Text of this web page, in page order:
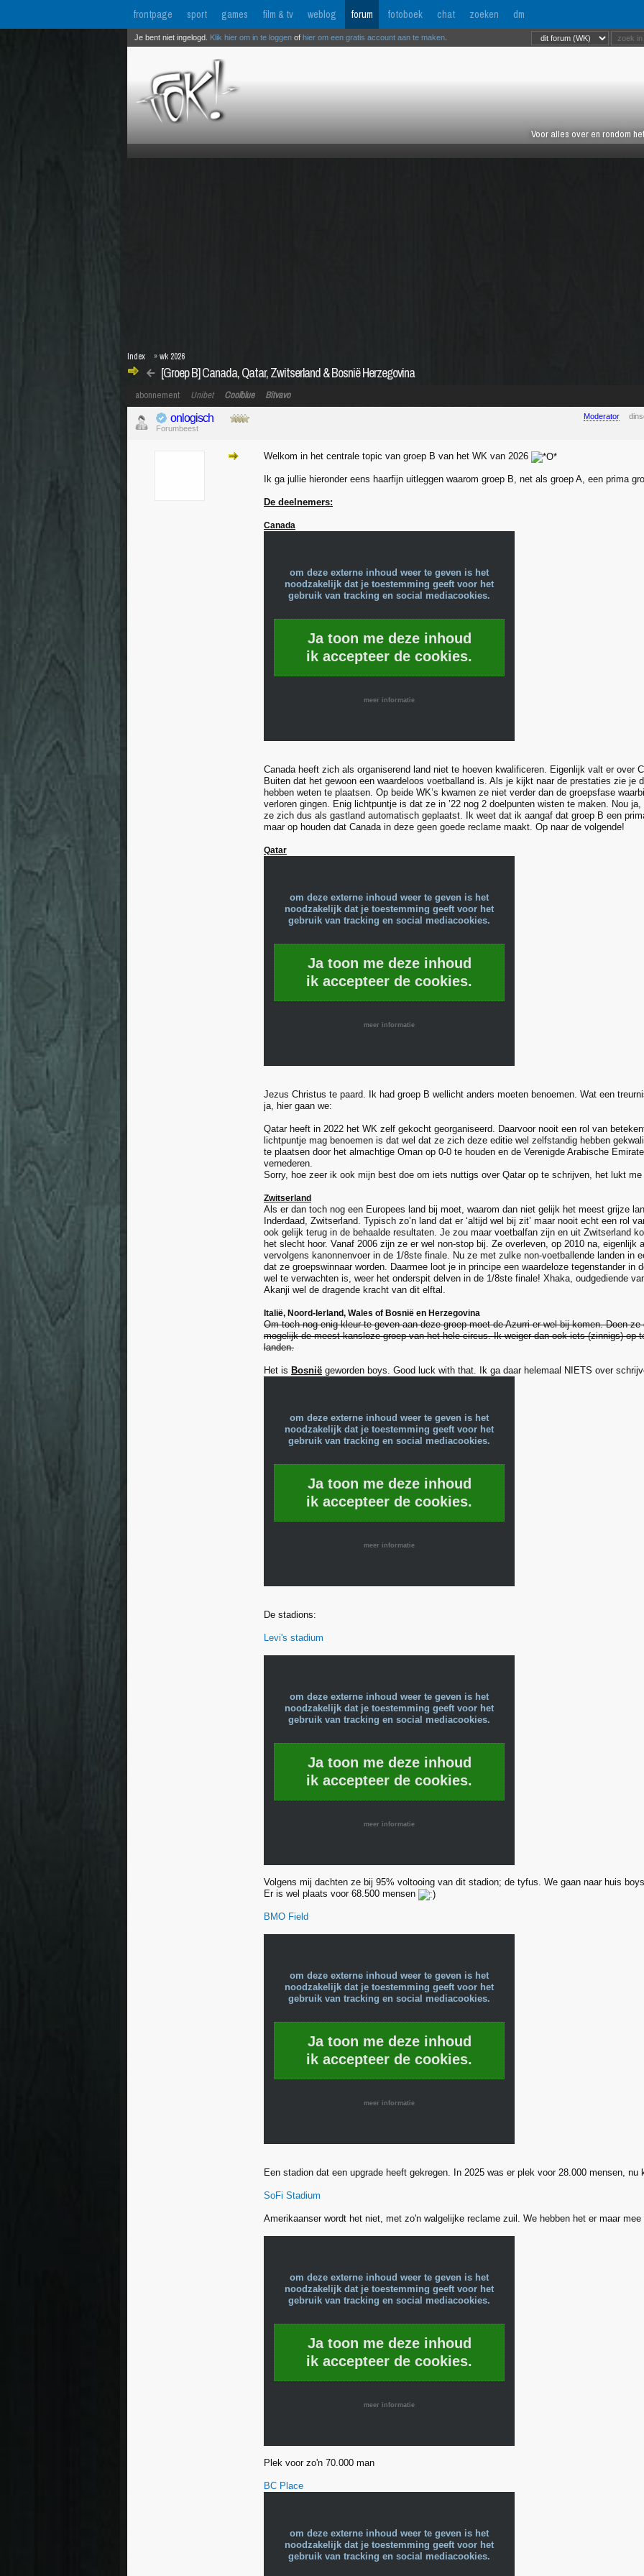
frontpage sport games film & tv weblog forum fotoboek chat zoeken dm
Voor alles over en rondom
Je bent niet ingelogd. Klik hier om in te loggen of hier om een gratis account aan te maken
[Groep B] Canada, Qatar, Zwitserland & Bosnië Herzegovina
Index »wk 2026
abonnement Unibet Coolblue Bitvavo
Moderator
onlogisch
Forumbeest
Welkom in het centrale topic van groep B van het WK van 2026
Ik ga jullie hieronder eens haarfijn uitleggen waarom groep B, net als groep A, een prima
De deelnemers:
Canada
om deze externe inhoud weer te geven is het
noodzakelijk dat je toestemming geeft voor het
gebruik van tracking en social mediacookies.
Ja toon me deze inhoud
ik accepteer de cookies.
meer informatie
Canada heeft zich als organiserend land niet te hoeven kwalificeren. Eigenlijk valt er over
Buiten dat het gewoon een waardeloos voetballand is. Als je kijkt naar de prestaties zie je
hebben weten te plaatsen. Op beide WK’s kwamen ze niet verder dan de groepsfase
verloren gingen. Enig lichtpuntje is dat ze in ’22 nog 2 doelpunten wisten te maken. Nou
ze zich dus als gastland automatisch geplaatst. Ik weet dat ik aangaf dat groep B een
maar op houden dat Canada in deze geen goede reclame maakt. Op naar de volgende!
Qatar
om deze externe inhoud weer te geven is het
noodzakelijk dat je toestemming geeft voor het
gebruik van tracking en social mediacookies.
Ja toon me deze inhoud
ik accepteer de cookies.
meer informatie
Jezus Christus te paard. Ik had groep B wellicht anders moeten benoemen. Wat een
ja, hier gaan we:
Qatar heeft in 2022 het WK zelf gekocht georganiseerd. Daarvoor nooit een rol van
lichtpuntje mag benoemen is dat wel dat ze zich deze editie wel zelfstandig hebben
te plaatsen door het almachtige Oman op 0-0 te houden en de Verenigde Arabische
vernederen.
Sorry, hoe zeer ik ook mijn best doe om iets nuttigs over Qatar op te schrijven, het lukt
Zwitserland
Als er dan toch nog een Europees land bij moet, waarom dan niet gelijk het meest grijze
Inderdaad, Zwitserland. Typisch zo’n land dat er ‘altijd wel bij zit’ maar nooit echt een rol
ook gelijk terug in de behaalde resultaten. Je zou maar voetbalfan zijn en uit Zwitserland
het slecht hoor. Vanaf 2006 zijn ze er wel non-stop bij. Ze overleven, op 2010 na, eigenlijk
vervolgens kanonnenvoer in de 1/8ste finale. Nu ze met zulke non-voetballende landen in
dat ze groepswinnaar worden. Daarmee loot je in principe een waardeloze tegenstander in
wel te verwachten is, weer het onderspit delven in de 1/8ste finale! Xhaka, oudgediende
Akanji wel de dragende kracht van dit elftal.
Italië, Noord-Ierland, Wales of Bosnië en Herzegovina
Om toch nog enig kleur te geven aan deze groep moet de Azurri er wel bij komen. Doen
mogelijk de meest kansloze groep van het hele circus. Ik weiger dan ook iets (zinnigs) op
landen.
Het is Bosnië geworden boys. Good luck with that. Ik ga daar helemaal NIETS over
om deze externe inhoud weer te geven is het
noodzakelijk dat je toestemming geeft voor het
gebruik van tracking en social mediacookies.
Ja toon me deze inhoud
ik accepteer de cookies.
meer informatie
De stadions:
Levi's stadium
om deze externe inhoud weer te geven is het
noodzakelijk dat je toestemming geeft voor het
gebruik van tracking en social mediacookies.
Ja toon me deze inhoud
ik accepteer de cookies.
meer informatie
Volgens mij dachten ze bij 95% voltooing van dit stadion; de tyfus. We gaan naar huis
Er is wel plaats voor 68.500 mensen
BMO Field
om deze externe inhoud weer te geven is het
noodzakelijk dat je toestemming geeft voor het
gebruik van tracking en social mediacookies.
Ja toon me deze inhoud
ik accepteer de cookies.
meer informatie
Een stadion dat een upgrade heeft gekregen. In 2025 was er plek voor 28.000 mensen, nu
SoFi Stadium
Amerikaanser wordt het niet, met zo'n walgelijke reclame zuil. We hebben het er maar
om deze externe inhoud weer te geven is het
noodzakelijk dat je toestemming geeft voor het
gebruik van tracking en social mediacookies.
Ja toon me deze inhoud
ik accepteer de cookies.
meer informatie
Plek voor zo'n 70.000 man
BC Place
om deze externe inhoud weer te geven is het
noodzakelijk dat je toestemming geeft voor het
gebruik van tracking en social mediacookies.